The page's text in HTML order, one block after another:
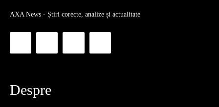
AXA News - Știri corecte, analize și actualitate
Despre